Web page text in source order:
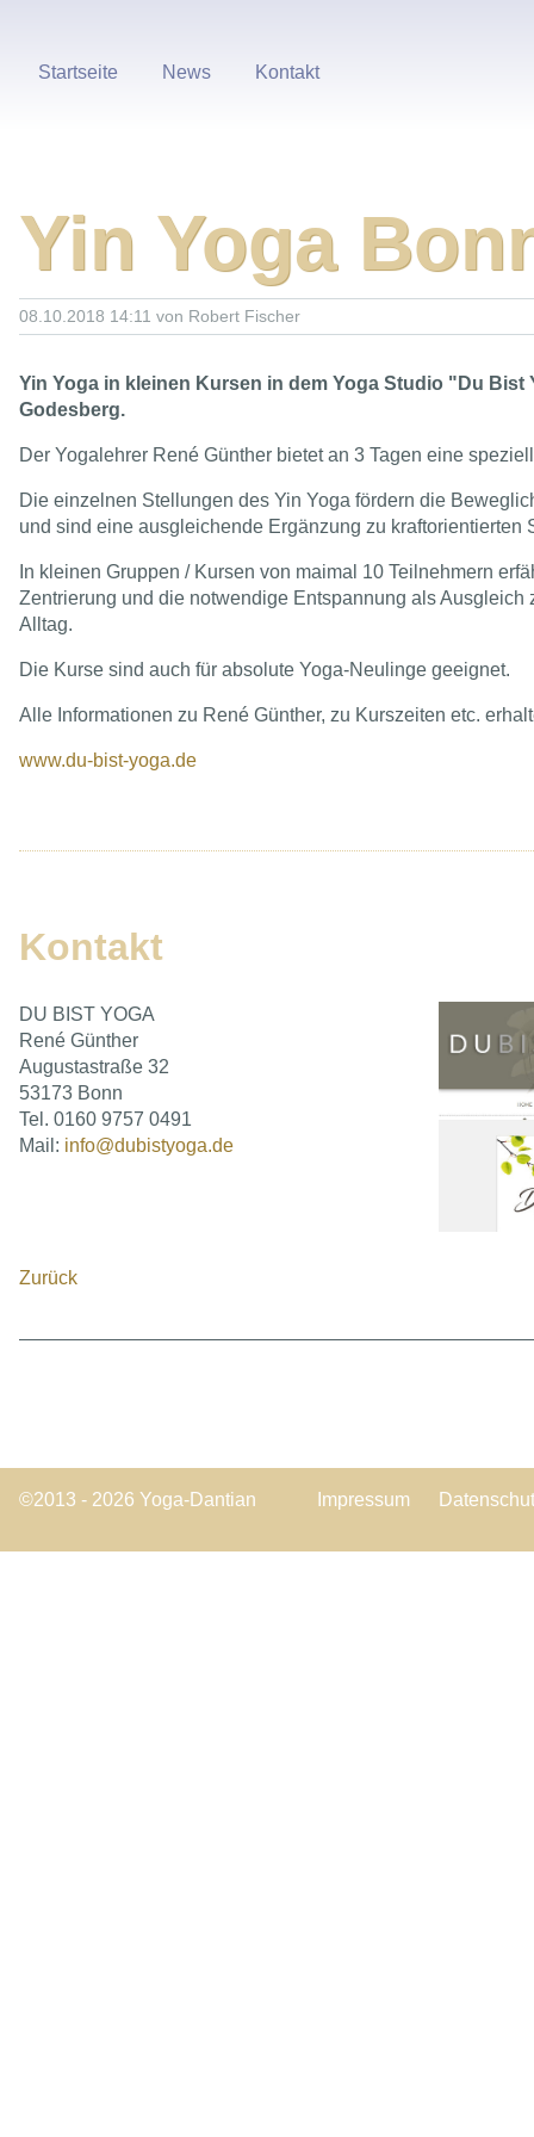
überspringen
Startseite News Kontakt
Yin Yoga
08.10.2018 14:11 von Robert Fischer
Yin Yoga in kleinen Kursen in dem Yoga Studio "Du Bist
Godesberg.
Der Yogalehrer René Günther bietet an 3 Tagen eine
Die einzelnen Stellungen des Yin Yoga fördern die
und sind eine ausgleichende Ergänzung zu kraftorientierten
In kleinen Gruppen / Kursen von maimal 10 Teilnehmern
Zentrierung und die notwendige Entspannung als Ausgleich
Alltag.
Die Kurse sind auch für absolute Yoga-Neulinge geeignet.
Alle Informationen zu René Günther, zu Kurszeiten etc.
www.du-bist-yoga.de
Kontakt
DU BIST YOGA
René Günther
Augustastraße 32
53173 Bonn
Tel. 0160 9757 0491
Mail: info@dubistyoga.de
Zurück
©2013 - 2026 Yoga-Dantian
Navigation
Impressum